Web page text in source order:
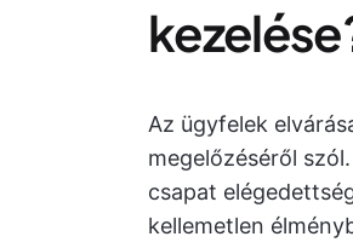
Az ügyfelek
megelőzéséről
csapat
kellemetlen